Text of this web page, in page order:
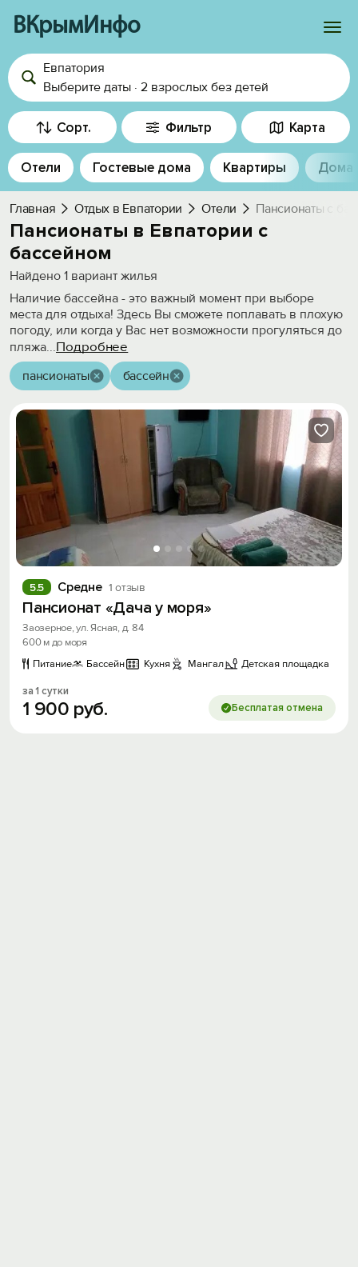
ВКрымИнфо
Войти
Избранное
История просмотра
Добавить свой объект
Евпатория
Выберите даты · 2 взрослых без детей
Сорт. Фильтр Карта
Отели Гостевые дома Квартиры Дома
Главная Отдых в Евпатории Отели Пансионаты с
Пансионаты в Евпатории с
бассейном
Найдено 1 вариант жилья
Наличие бассейна - это важный момент при выборе
места для отдыха! Здесь Вы сможете поплавать в плохую
погоду, или когда у Вас нет возможности прогуляться до
пляжа...Подробнее
пансионаты бассейн
Средне 1 отзыв
5.5
Пансионат «Дача у моря»
Заозерное, ул. Ясная, д. 84
600 м до моря
Питание
Бассейн Кухня Мангал Детская площадка
за 1 сутки
1 900 руб. Бесплатая отмена